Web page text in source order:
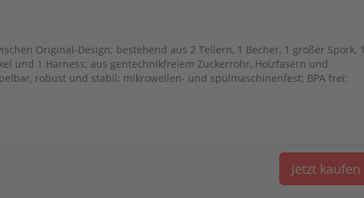
Original-Design; bestehend aus 2 Tellern, 1 Becher, 1 großer Spork, 1
und 1 Harness; aus gentechnikfreiem Zuckerrohr, Holzfasern und
robust und stabil; mikrowellen- und spülmaschinenfest; BPA frei;
Jetzt kaufen